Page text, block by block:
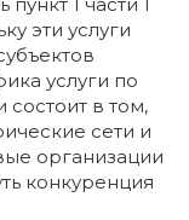
эти услуги
услуги по
в том,
сети и
организации
конкуренция